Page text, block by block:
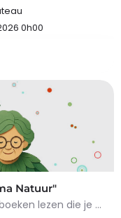
0h00
Natuur"
Je kunt er niet omheen: je kunt alle boeken lezen die je wilt, maar niets overtreft de tips en trucs van Oma…